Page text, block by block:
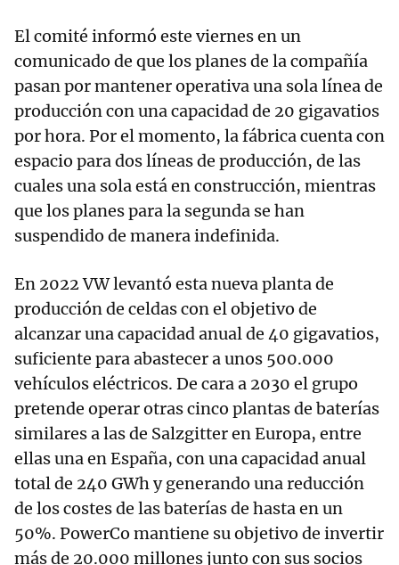
El comité informó este viernes en un
comunicado de que los planes de la compañía
pasan por mantener operativa una sola línea de
producción con una capacidad de 20 gigavatios
por hora. Por el momento, la fábrica cuenta con
espacio para dos líneas de producción, de las
cuales una sola está en construcción, mientras
que los planes para la segunda se han
suspendido de manera indefinida.
En 2022 VW levantó esta nueva planta de
producción de celdas con el objetivo de
alcanzar una capacidad anual de 40 gigavatios,
suficiente para abastecer a unos 500.000
vehículos eléctricos. De cara a 2030 el grupo
pretende operar otras cinco plantas de baterías
similares a las de Salzgitter en Europa, entre
ellas una en España, con una capacidad anual
total de 240 GWh y generando una reducción
de los costes de las baterías de hasta en un
50%. PowerCo mantiene su objetivo de invertir
más de 20.000 millones junto con sus socios